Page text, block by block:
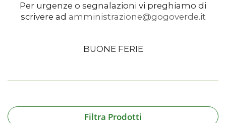
Per urgenze o segnalazioni vi preghiamo di
scrivere ad amministrazione@gogoverde.it
BUONE FERIE
Filtra Prodotti